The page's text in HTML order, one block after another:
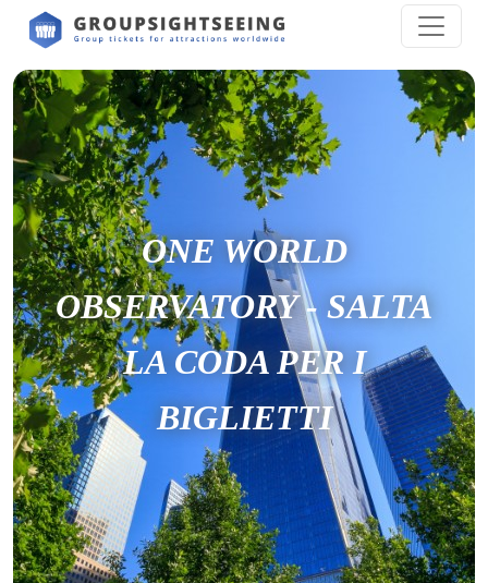
ONE WORLD
OBSERVATORY - SALTA
LA CODA PER I
BIGLIETTI